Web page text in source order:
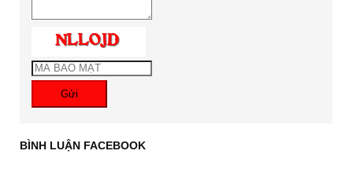
Gửi
BÌNH LUẬN FACEBOOK